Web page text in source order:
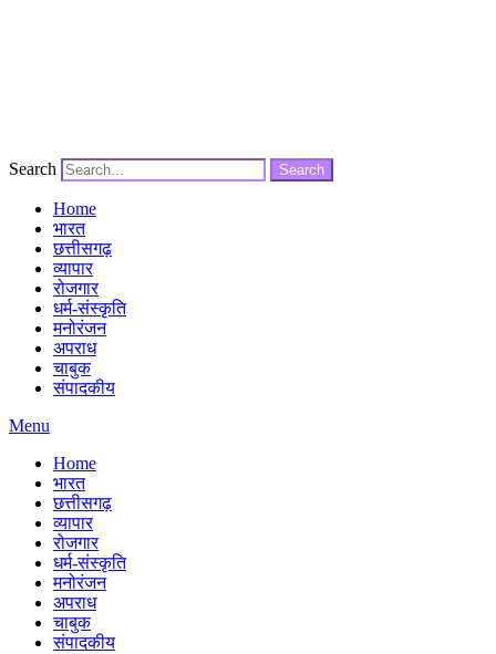
Search Search
Home
भारत
छत्तीसगढ़
व्यापार
रोजगार
धर्म-संस्कृति
मनोरंजन
अपराध
चाबुक
संपादकीय
Menu
Home
भारत
छत्तीसगढ़
व्यापार
रोजगार
धर्म-संस्कृति
मनोरंजन
अपराध
चाबुक
संपादकीय